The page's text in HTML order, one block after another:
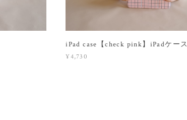
iPad case【check pink】iPadケース
¥4,730